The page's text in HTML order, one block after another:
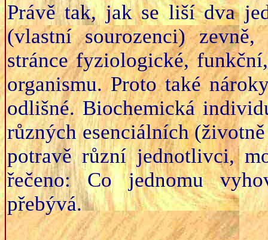
Právě tak, jak se liší dva
(vlastní sourozenci)
stránce fyziologické,
organismu. Proto také
odlišné. Biochemická
různých esenciálních
potravě různí jednotlivci,
řečeno: Co jednomu
přebývá.